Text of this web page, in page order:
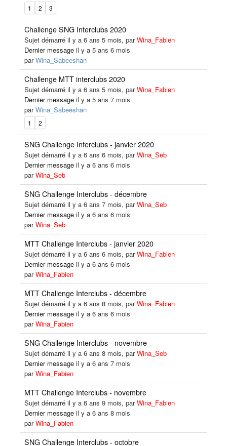
1 2 3
Challenge SNG Interclubs 2020
Sujet démarré il y a 6 ans 5 mois, parWina_Fabien
Dernier messageil y a 5 ans 6 mois
parWina_Sabeeshan
Challenge MTT interclubs 2020
Sujet démarré il y a 6 ans 5 mois, parWina_Fabien
Dernier messageil y a 5 ans 7 mois
parWina_Sabeeshan
1 2
SNG Challenge Interclubs - janvier 2020
Sujet démarré il y a 6 ans 6 mois, parWina_Seb
Dernier messageil y a 6 ans 6 mois
parWina_Seb
SNG Challenge Interclubs - décembre
Sujet démarré il y a 6 ans 7 mois, parWina_Seb
Dernier messageil y a 6 ans 6 mois
parWina_Seb
MTT Challenge Interclubs - janvier 2020
Sujet démarré il y a 6 ans 6 mois, parWina_Fabien
Dernier messageil y a 6 ans 6 mois
parWina_Fabien
MTT Challenge Interclubs - décembre
Sujet démarré il y a 6 ans 8 mois, parWina_Fabien
Dernier messageil y a 6 ans 6 mois
parWina_Fabien
SNG Challenge Interclubs - novembre
Sujet démarré il y a 6 ans 8 mois, parWina_Seb
Dernier messageil y a 6 ans 7 mois
parWina_Fabien
MTT Challenge Interclubs - novembre
Sujet démarré il y a 6 ans 9 mois, parWina_Fabien
Dernier messageil y a 6 ans 8 mois
parWina_Fabien
SNG Challenge Interclubs - octobre